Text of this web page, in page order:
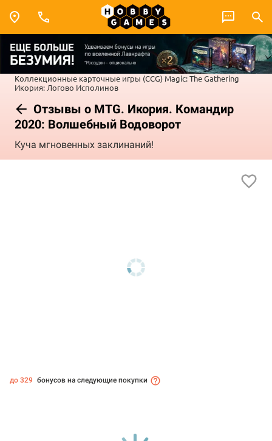
Коллекционные карточные игры (CCG) Magic: The Gathering
Икория: Логово Исполинов
Отзывы о MTG. Икория. Командир
2020: Волшебный Водоворот
Куча мгновенных заклинаний!
до 329 бонусов на следующие покупки